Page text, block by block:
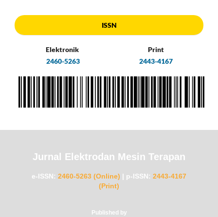
ISSN
Elektronik
2460-5263
Print
2443-4167
Jurnal Elektrodan Mesin Terapan
e-ISSN: 2460-5263 (Online) | p-ISSN: 2443-4167
(Print)
Published by